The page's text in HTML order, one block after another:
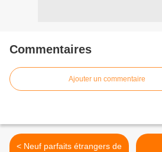
Commentaires
Ajouter un commentaire
< Neuf parfaits étrangers de